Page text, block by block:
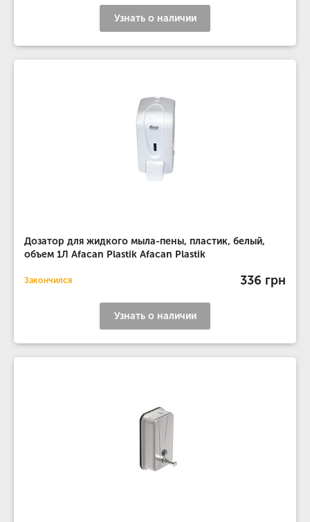
Узнать о наличии
Дозатор для жидкого мыла-пены, пластик, белый,
объем 1Л Afacan Plastik Afacan Plastik
Закончился 336 грн
Узнать о наличии